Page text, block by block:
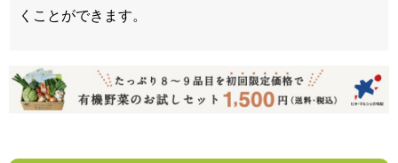
くことができます。